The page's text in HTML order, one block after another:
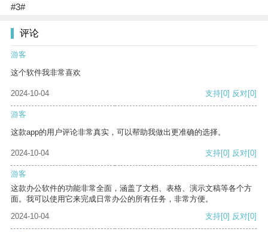
#3#
评论
游客
这个软件我非常喜欢
2024-10-04 支持[0] 反对[0]
游客
这款app的用户评论非常真实，可以帮助我做出更准确的选择。
2024-10-04 支持[0] 反对[0]
游客
这款办公软件的功能非常全面，涵盖了文档、表格、演示文稿等各个方
面。我可以使用它来完成日常办公的所有任务，非常方便。
2024-10-04
支持[0] 反对[0]